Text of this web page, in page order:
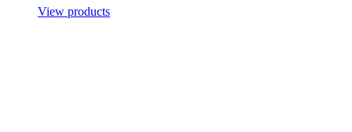
View products